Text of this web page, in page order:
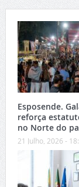
Esposende.
reforça
no Norte do
21 Julho, 2026 -